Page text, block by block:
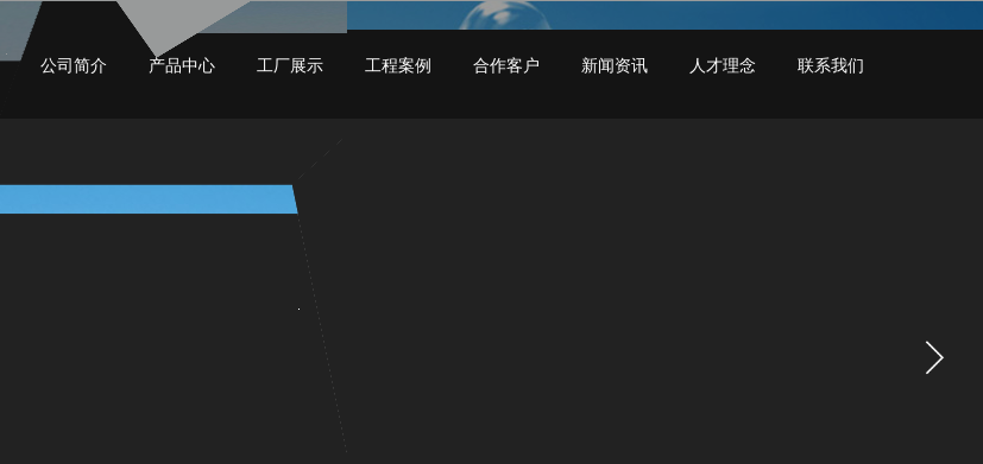
公司简介 产品中心 工厂展示 工程案例 合作客户 新闻资讯 人才理念 联系我们